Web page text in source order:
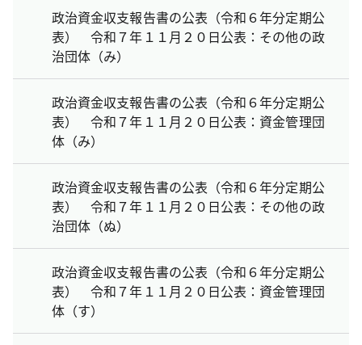
政治資金収支報告書の公表（令和６年分定期公
表） 令和７年１１月２０日公表：その他の政
治団体（み）
政治資金収支報告書の公表（令和６年分定期公
表） 令和７年１１月２０日公表：資金管理団
体（み）
政治資金収支報告書の公表（令和６年分定期公
表） 令和７年１１月２０日公表：その他の政
治団体（ぬ）
政治資金収支報告書の公表（令和６年分定期公
表） 令和７年１１月２０日公表：資金管理団
体（す）